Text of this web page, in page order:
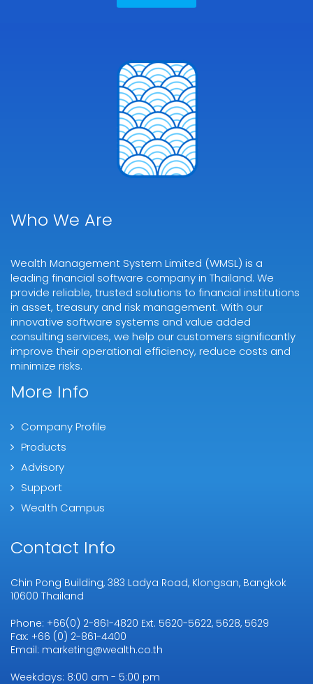
Who We Are
Wealth Management System Limited (WMSL) is a
leading financial software company in Thailand. We
provide reliable, trusted solutions to financial institutions
in asset, treasury and risk management. With our
innovative software systems and value added
consulting services, we help our customers significantly
improve their operational efficiency, reduce costs and
minimize risks.
More Info
Company Profile
Products
Advisory
Support
Wealth Campus
Contact Info
Chin Pong Building, 383 Ladya Road, Klongsan, Bangkok
10600 Thailand
Phone: +66(0) 2-861-4820 Ext. 5620-5622, 5628, 5629
Fax: +66 (0) 2-861-4400
Email: marketing@wealth.co.th
Weekdays: 8:00 am - 5:00 pm